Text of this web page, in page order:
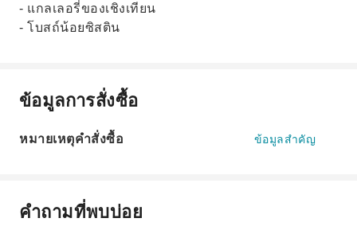
- แกลเลอรี่ของเชิงเทียน
- โบสถ์น้อยซิสติน
ข้อมูลการสั่งซื้อ
หมายเหตุคำสั่งซื้อ ข้อมูลสำคัญ
คำถามที่พบบ่อย